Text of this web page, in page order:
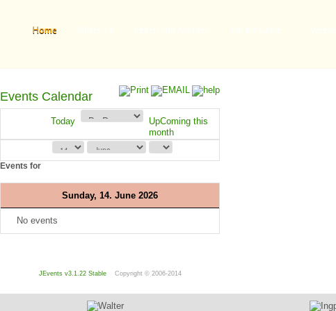
Home
Events Calendar
Today
UpComing this
month
Events for
Sunday, 14. June 2026
No events
JEvents v3.1.22 Stable Copyright © 2006-2014